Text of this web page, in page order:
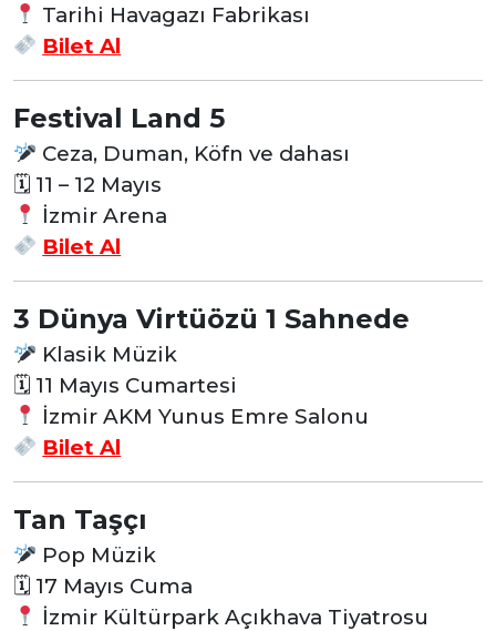
Tarihi Havagazı Fabrikası
Bilet Al
Festival Land 5
Ceza, Duman, Köfn ve dahası
🗓 11 – 12 Mayıs
İzmir Arena
Bilet Al
3 Dünya Virtüözü 1 Sahnede
Klasik Müzik
🗓 11 Mayıs Cumartesi
İzmir AKM Yunus Emre Salonu
Bilet Al
Tan Taşçı
Pop Müzik
🗓 17 Mayıs Cuma
İzmir Kültürpark Açıkhava Tiyatrosu